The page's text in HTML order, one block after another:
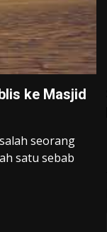
ke Masjid
seorang
satu sebab